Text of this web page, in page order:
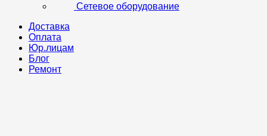
Сетевое оборудование
Доставка
Оплата
Юр.лицам
Блог
Ремонт